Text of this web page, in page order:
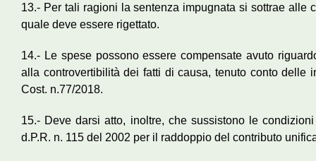
13.- Per tali ragioni la sentenza impugnata si sottrae alle
quale deve essere rigettato.
14.- Le spese possono essere compensate avuto
alla controvertibilità dei fatti di causa, tenuto conto delle
Cost. n.77/2018.
15.- Deve darsi atto, inoltre, che sussistono le
d.P.R. n. 115 del 2002 per il raddoppio del contributo